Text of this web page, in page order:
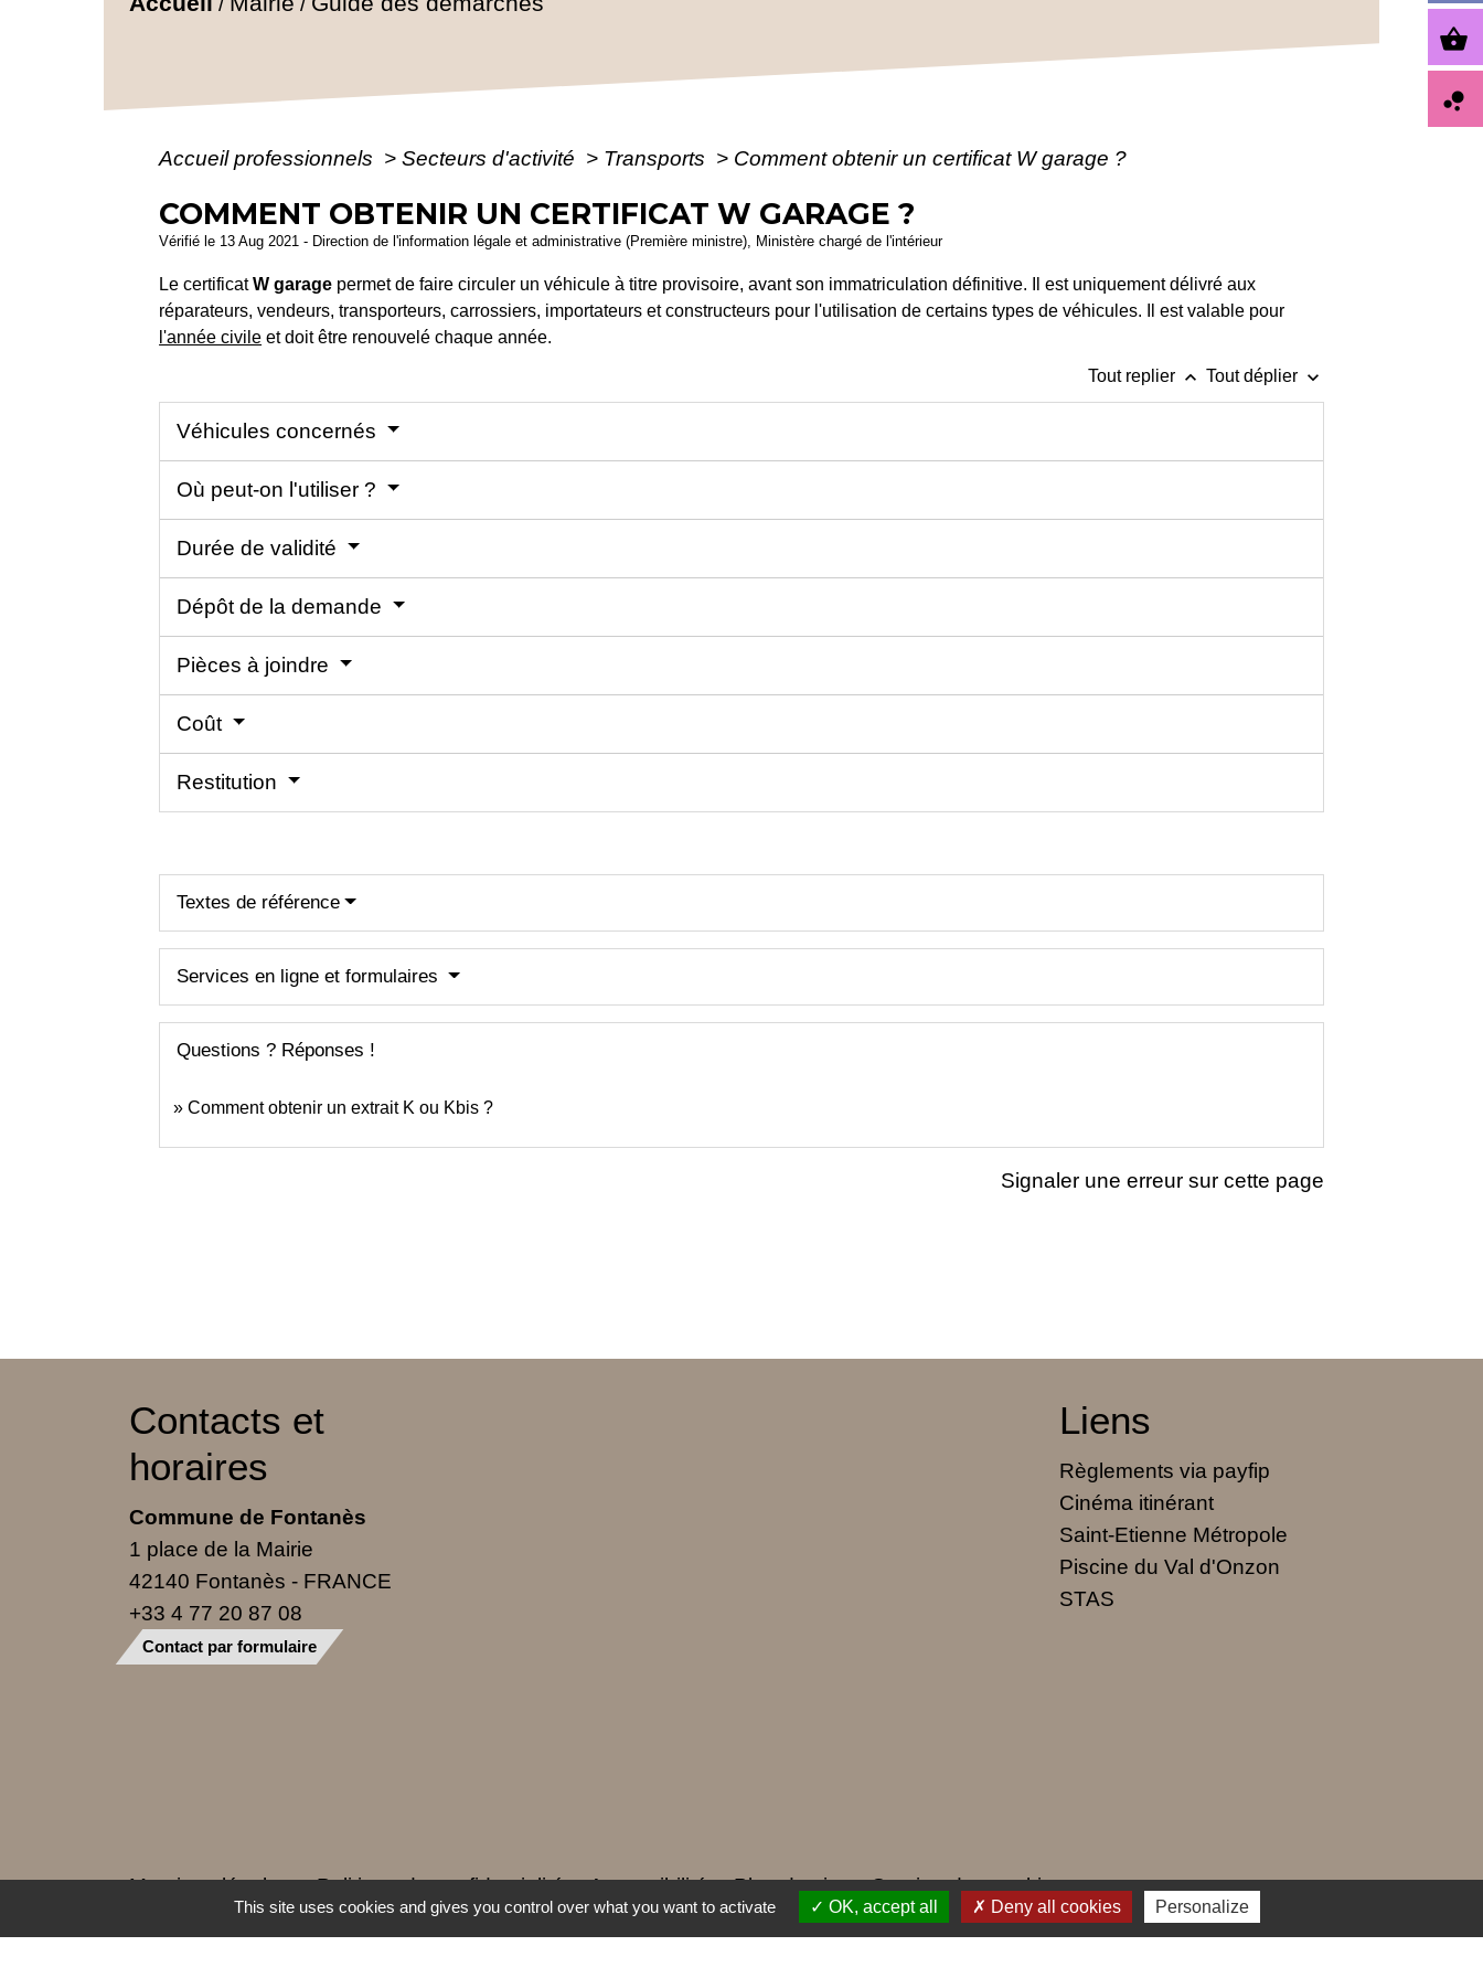
Accueil professionnels > Secteurs d'activité > Transports > Comment obtenir un certificat W garage ?
COMMENT OBTENIR UN CERTIFICAT W GARAGE ?
Vérifié le 13 Aug 2021 - Direction de l'information légale et administrative (Première ministre), Ministère chargé de l'intérieur
Le certificatW garage permet de faire circuler un véhicule à titre provisoire, avant son immatriculation définitive. Il est uniquement délivré aux
réparateurs, vendeurs, transporteurs, carrossiers, importateurs et constructeurs pour l'utilisation de certains types de véhicules. Il est valable pour
l'année civile et doit être renouvelé chaque année.
Tout replier keyboard_arrow_up Tout déplier keyboard_arrow_down
Véhicules concernés
Où peut-on l'utiliser ?
Durée de validité
Dépôt de la demande
Pièces à joindre
Coût
Restitution
Textes de référence
Services en ligne et formulaires
Questions ? Réponses !
Comment obtenir un extrait K ou Kbis ?
Signaler une erreur sur cette page
shopping_basket
bubble_chart
Contacts et
horaires
Commune de Fontanès
1 place de la Mairie
42140 Fontanès - FRANCE
+33 4 77 20 87 08
Contact par formulaire
Liens
Règlements via payfip
Cinéma itinérant
Saint-Etienne Métropole
Piscine du Val d'Onzon
STAS
Mentions légales - Politique de confidentialité - Accessibilité - Plan du site - Gestion des cookies
This site uses cookies and gives you control over what you want to activate OK, accept all Deny all cookies Personalize